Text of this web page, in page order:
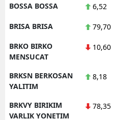
BOSSA BOSSA 6,52
BRISA BRISA 79,70
BRKO BIRKO
MENSUCAT
10,60
BRKSN BERKOSAN
YALITIM
8,18
BRKVY BIRIKIM
VARLIK YONETIM
78,35